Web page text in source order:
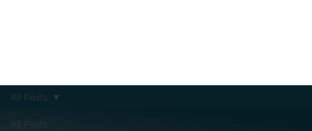
All Posts
All Posts